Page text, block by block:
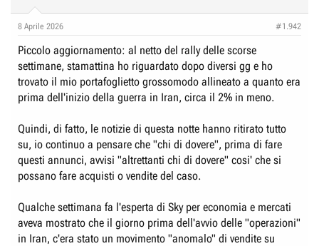
s
8 Aprile 2026 #1.942
Piccolo aggiornamento: al netto del rally delle scorse
settimane, stamattina ho riguardato dopo diversi gg e ho
trovato il mio portafoglietto grossomodo allineato a quanto era
prima dell'inizio della guerra in Iran, circa il 2% in meno.
Quindi, di fatto, le notizie di questa notte hanno ritirato tutto
su, io continuo a pensare che "chi di dovere", prima di fare
questi annunci, avvisi "altrettanti chi di dovere" cosi' che si
possano fare acquisti o vendite del caso.
Qualche settimana fa l'esperta di Sky per economia e mercati
aveva mostrato che il giorno prima dell'avvio delle "operazioni"
in Iran, c'era stato un movimento "anomalo" di vendite su